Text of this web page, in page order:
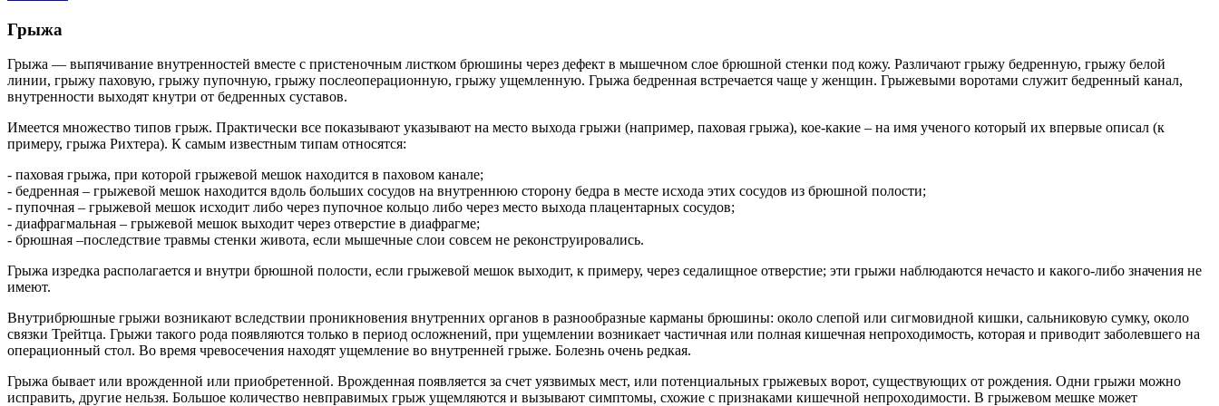
Грыжа
Грыжа — выпячивание внутренностей вместе с пристеночным листком брюшины через дефект в мышечном слое брюшной стенки под кожу. Различают грыжу бедренную, грыжу белой
линии, грыжу паховую, грыжу пупочную, грыжу послеоперационную, грыжу ущемленную. Грыжа бедренная встречается чаще у женщин. Грыжевыми воротами служит бедренный канал,
внутренности выходят кнутри от бедренных суставов.
Имеется множество типов грыж. Практически все показывают указывают на место выхода грыжи (например, паховая грыжа), кое-какие – на имя ученого который их впервые описал (к
примеру, грыжа Рихтера). К самым известным типам относятся:
- паховая грыжа, при которой грыжевой мешок находится в паховом канале;
- бедренная – грыжевой мешок находится вдоль больших сосудов на внутреннюю сторону бедра в месте исхода этих сосудов из брюшной полости;
- пупочная – грыжевой мешок исходит либо через пупочное кольцо либо через место выхода плацентарных сосудов;
- диафрагмальная – грыжевой мешок выходит через отверстие в диафрагме;
- брюшная –последствие травмы стенки живота, если мышечные слои совсем не реконструировались.
Грыжа изредка располагается и внутри брюшной полости, если грыжевой мешок выходит, к примеру, через седалищное отверстие; эти грыжи наблюдаются нечасто и какого-либо значения не
имеют.
Внутрибрюшные грыжи возникают вследствии проникновения внутренних органов в разнообразные карманы брюшины: около слепой или сигмовидной кишки, сальниковую сумку, около
связки Трейтца. Грыжи такого рода появляются только в период осложнений, при ущемлении возникает частичная или полная кишечная непроходимость, которая и приводит заболевшего на
операционный стол. Во время чревосечения находят ущемление во внутренней грыже. Болезнь очень редкая.
Грыжа бывает или врожденной или приобретенной. Врожденная появляется за счет уязвимых мест, или потенциальных грыжевых ворот, существующих от рождения. Одни грыжи можно
исправить, другие нельзя. Большое количество невправимых грыж ущемляются и вызывают симптомы, схожие с признаками кишечной непроходимости. В грыжевом мешке может